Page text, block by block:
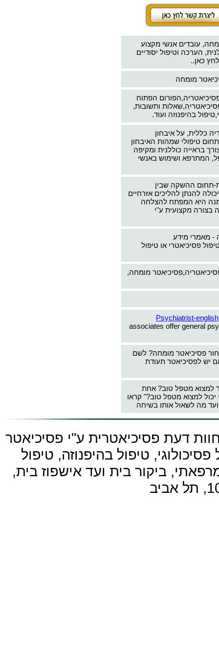
עובדים אנשי מקצוע
הערכה וטיפול יסודיים
כאן..
מומחה
הפתוח
ותשובות,
בהיפנוזה ועוד.
כללית, על איבחון
טיפולי שמהות האיבחון
בראייה כוללנית ומקיפה
המתרפא ושימוש באנשי
תחום ההשקה שבין
להנתן להליכים אזרחיים
היא המפתח להצלחה
בצורה מקצועית ע"י
- מאמרי מידע
פסיכיאטרי או טיפול
מומחה,
Psychiatrist-english
associates offer general
פסיכיאטר מומחה? לשם
יש לפסיכיאטר תעודת
למצוא מטפל טוב? אחת
למצוא מטפל טוב?" קראו
מה לשאול אותו בשיחה
דעת פסיכיאטרית ע"י פסיכיאטר
טיפול בהיפנוזה, טיפול
ביקור בית ועד אישפוז בית,